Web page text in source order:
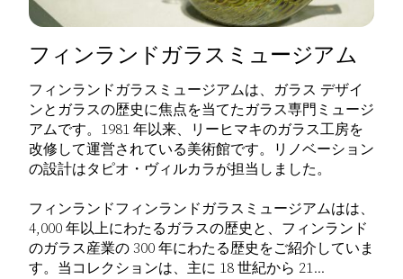
フィンランドガラスミュージアム
フィンランドガラスミュージアムは、ガラス デザイ
ンとガラスの歴史に焦点を当てたガラス専門ミュージ
アムです。1981 年以来、リーヒマキのガラス工房を
改修して運営されている美術館です。リノベーション
の設計はタピオ・ヴィルカラが担当しました。
フィンランドフィンランドガラスミュージアムはは、
4,000 年以上にわたるガラスの歴史と、フィンランド
のガラス産業の 300 年にわたる歴史をご紹介していま
す。当コレクションは、主に 18 世紀から 21...